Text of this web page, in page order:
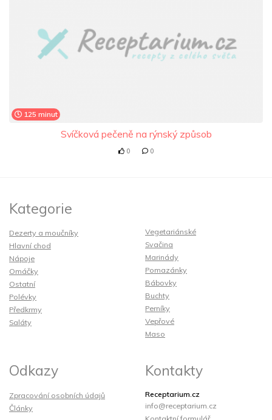
125 minut
Svíčková pečeně na rýnský způsob
0 0
Kategorie
Dezerty a moučníky
Hlavní chod
Nápoje
Omáčky
Ostatní
Polévky
Předkrmy
Saláty
Vegetariánské
Svačina
Marinády
Pomazánky
Bábovky
Buchty
Perníky
Vepřové
Maso
Odkazy
Zpracování osobních údajů
Články
Kontakty
Receptarium.cz
info@receptarium.cz